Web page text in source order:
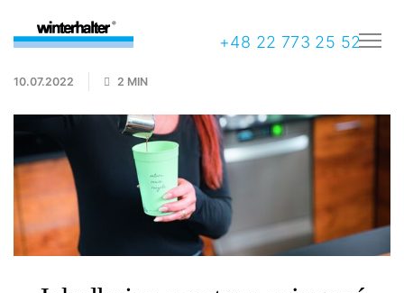
+48 22 773 25 52
10.07.2022 2 MIN